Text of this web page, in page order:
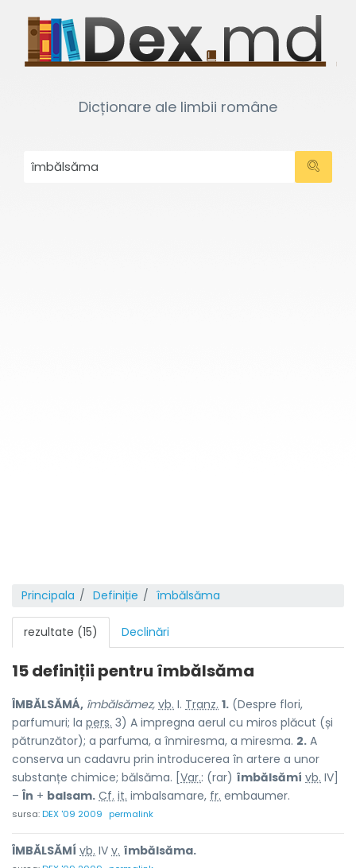
Dicționare ale limbii române
Principala Definiție îmbălsăma
rezultate (15) Declinări
15 definiții pentru îmbălsăma
ÎMBĂLSĂMÁ, îmbălsămez, vb. I. Tranz. 1. (Despre flori,
parfumuri; la pers. 3) A impregna aerul cu miros plăcut (și
pătrunzător); a parfuma, a înmiresma, a miresma. 2. A
conserva un cadavru prin introducerea în artere a unor
substanțe chimice; bălsăma. [ Var.: (rar) îmbălsămí vb. IV]
– În + balsam. Cf. it. imbalsamare, fr. embaumer.
sursa:DEX '09 2009 permalink
ÎMBĂLSĂMÍ vb. IV v. îmbălsăma.